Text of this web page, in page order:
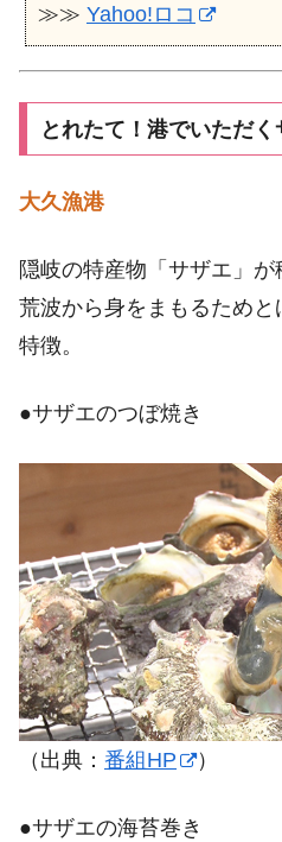
≫≫ Yahoo!ロコ
とれたて！港でいただく
大久漁港
隠岐の特産物「サザエ」が
荒波から身をまもるため
特徴。
●サザエのつぼ焼き
（出典： 番組HP ）
●サザエの海苔巻き